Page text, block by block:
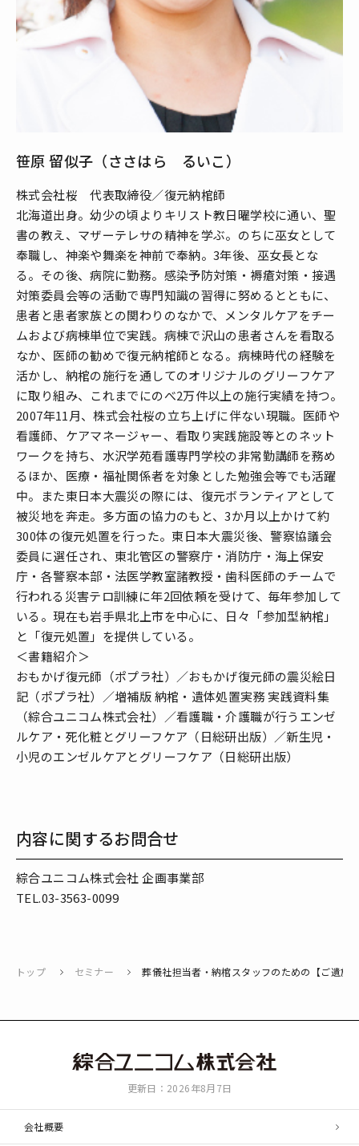
笹原 留似子（ささはら るいこ）
株式会社桜 代表取締役／復元納棺師
北海道出身。幼少の頃よりキリスト教日曜学校に通い、聖
書の教え、マザーテレサの精神を学ぶ。のちに巫女として
奉職し、神楽や舞楽を神前で奉納。3年後、巫女長とな
る。その後、病院に勤務。感染予防対策・褥瘡対策・接遇
対策委員会等の活動で専門知識の習得に努めるとともに、
患者と患者家族との関わりのなかで、メンタルケアをチー
ムおよび病棟単位で実践。病棟で沢山の患者さんを看取る
なか、医師の勧めで復元納棺師となる。病棟時代の経験を
活かし、納棺の施行を通してのオリジナルのグリーフケア
に取り組み、これまでにのべ2万件以上の施行実績を持つ。
2007年11月、株式会社桜の立ち上げに伴ない現職。医師や
看護師、ケアマネージャー、看取り実践施設等とのネット
ワークを持ち、水沢学苑看護専門学校の非常勤講師を務め
るほか、医療・福祉関係者を対象とした勉強会等でも活躍
中。また東日本大震災の際には、復元ボランティアとして
被災地を奔走。多方面の協力のもと、3か月以上かけて約
300体の復元処置を行った。東日本大震災後、警察協議会
委員に選任され、東北管区の警察庁・消防庁・海上保安
庁・各警察本部・法医学教室諸教授・歯科医師のチームで
行われる災害テロ訓練に年2回依頼を受けて、毎年参加して
いる。現在も岩手県北上市を中心に、日々「参加型納棺」
と「復元処置」を提供している。
＜書籍紹介＞
おもかげ復元師（ポプラ社）／おもかげ復元師の震災絵日
記（ポプラ社）／増補版 納棺・遺体処置実務 実践資料集
（綜合ユニコム株式会社）／看護職・介護職が行うエンゼ
ルケア・死化粧とグリーフケア（日総研出版）／新生児・
小児のエンゼルケアとグリーフケア（日総研出版）
内容に関するお問合せ
綜合ユニコム株式会社 企画事業部
TEL.03-3563-0099
トップ セミナー 葬儀社担当者・納棺スタッフのための【ご遺族
ニ
更新日：2026年8月7日
会社概要